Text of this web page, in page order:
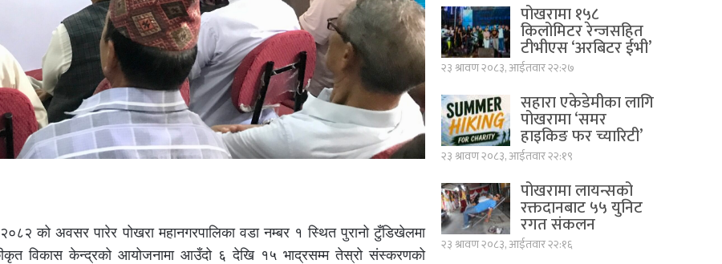
को अवसर पारेर पोखरा महानगरपालिका वडा नम्बर १ स्थित पुरानो टुँडिखेलमा
विकास केन्द्रको आयोजनामा आउँदो ६ देखि १५ भाद्रसम्म तेस्रो संस्करणको
पोखरामा १५८
किलोमिटर रेन्जसहित
टीभीएस ‘अरबिटर ईभी’
२३ श्रावण २०८३, आईतवार २२:२७
सहारा एकेडेमीका लागि
पोखरामा ‘समर
हाइकिङ फर च्यारिटी’
२३ श्रावण २०८३, आईतवार २२:१९
पोखरामा लायन्सको
रक्तदानबाट ५५ युनिट
रगत संकलन
२३ श्रावण २०८३, आईतवार २२:१६